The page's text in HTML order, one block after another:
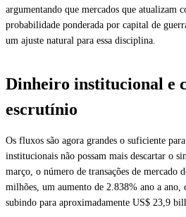
argumentando que mercados que atualizam
probabilidade ponderada por capital de
um ajuste natural para essa disciplina.
Dinheiro institucional e
escrutínio
Os fluxos são agora grandes o suficiente
institucionais não possam mais descartar o
março, o número de transações de mercado
milhões, um aumento de 2.838% ano a
subindo para aproximadamente US$ 23,9